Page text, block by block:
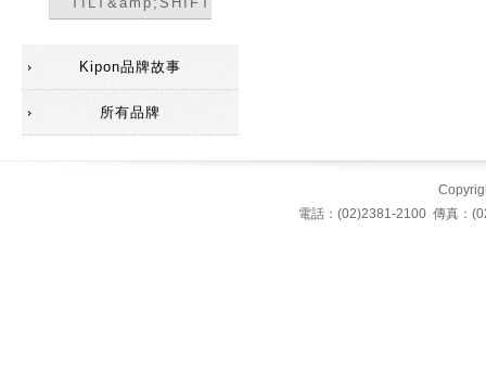
Kipon品牌故事
所有品牌
電話：(02)2381-2100 傳真：